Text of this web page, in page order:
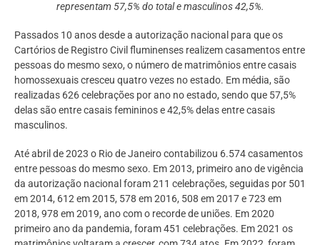
representam 57,5% do total e masculinos 42,5%.
Passados 10 anos desde a autorização nacional para que os
Cartórios de Registro Civil fluminenses realizem casamentos entre
pessoas do mesmo sexo, o número de matrimônios entre casais
homossexuais cresceu quatro vezes no estado. Em média, são
realizadas 626 celebrações por ano no estado, sendo que 57,5%
delas são entre casais femininos e 42,5% delas entre casais
masculinos.
Até abril de 2023 o Rio de Janeiro contabilizou 6.574 casamentos
entre pessoas do mesmo sexo. Em 2013, primeiro ano de vigência
da autorização nacional foram 211 celebrações, seguidas por 501
em 2014, 612 em 2015, 578 em 2016, 508 em 2017 e 723 em
2018, 978 em 2019, ano com o recorde de uniões. Em 2020
primeiro ano da pandemia, foram 451 celebrações. Em 2021 os